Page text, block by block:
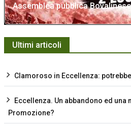
Assemblea pubblica
Ultimi articoli
Clamoroso in Eccellenza:
Eccellenza. Un abbandono ed una
Promozione?